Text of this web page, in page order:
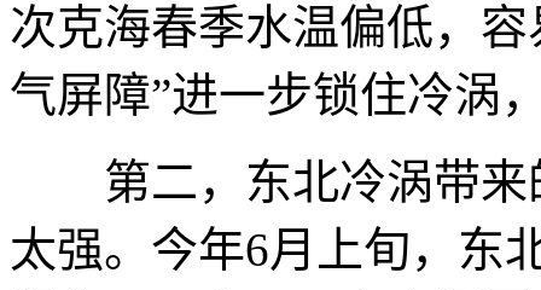
次克海春季水温偏低，
气屏障”进一步锁住冷涡
第二，东北冷涡带来
太强。今年6月上旬，东